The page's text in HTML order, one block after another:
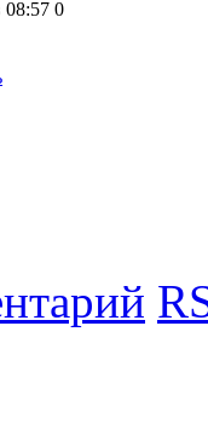
08:57 0